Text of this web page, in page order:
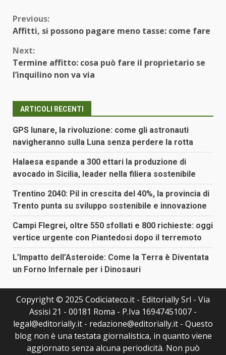
Continue
Reading
Previous:
Affitti, si possono pagare meno tasse: come fare
Next:
Termine affitto: cosa può fare il proprietario se
l’inquilino non va via
ARTICOLI RECENTI
GPS lunare, la rivoluzione: come gli astronauti
navigheranno sulla Luna senza perdere la rotta
Halaesa espande a 300 ettari la produzione di
avocado in Sicilia, leader nella filiera sostenibile
Trentino 2040: Pil in crescita del 40%, la provincia di
Trento punta su sviluppo sostenibile e innovazione
Campi Flegrei, oltre 550 sfollati e 800 richieste: oggi
vertice urgente con Piantedosi dopo il terremoto
L’Impatto dell’Asteroide: Come la Terra è Diventata
un Forno Infernale per i Dinosauri
Copyright © 2025 Codiciateco.it - Editorially Srl - Via
Assisi 21 - 00181 Roma - P.Iva 16947451007 -
legal@editorially.it - redazione@editorially.it - Questo
blog non è una testata giornalistica, in quanto viene
aggiornato senza alcuna periodicità. Non può